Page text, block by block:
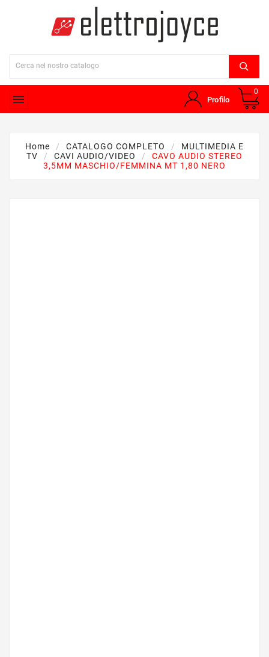
 Profilo
0
Home CATALOGO COMPLETO
MULTIMEDIA E
TV
CAVI AUDIO/VIDEO
CAVO AUDIO STEREO
3,5MM MASCHIO/FEMMINA MT 1,80 NERO